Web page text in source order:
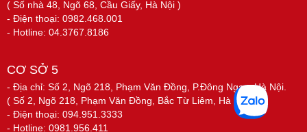
( Số nhà 48, Ngõ 68, Cầu Giấy, Hà Nội )
- Điện thoại: 0982.468.001
- Hotline: 04.3767.8186
CƠ SỞ 5
- Địa chỉ: Số 2, Ngõ 218, Phạm Văn Đồng, P.Đông Ngạc, Hà Nội.
( Số 2, Ngõ 218, Phạm Văn Đồng, Bắc Từ Liêm, Hà Nội )
- Điện thoại: 094.951.3333
- Hotline: 0981.956.411